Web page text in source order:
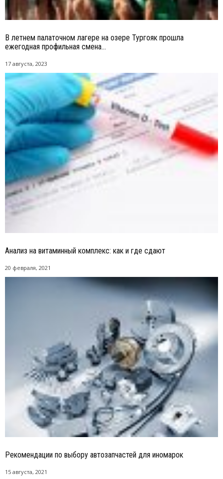
В летнем палаточном лагере на озере Тургояк прошла
ежегодная профильная смена...
17 августа, 2023
Анализ на витаминный комплекс: как и где сдают
20 февраля, 2021
Рекомендации по выбору автозапчастей для иномарок
15 августа, 2021